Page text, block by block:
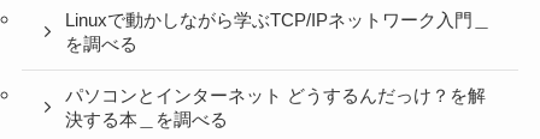
Linuxで動かしながら学ぶTCP/IPネットワーク入門＿
を調べる
パソコンとインターネット どうするんだっけ？を解
決する本＿を調べる